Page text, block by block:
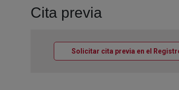
Cita previa
Solicitar cita previa en el